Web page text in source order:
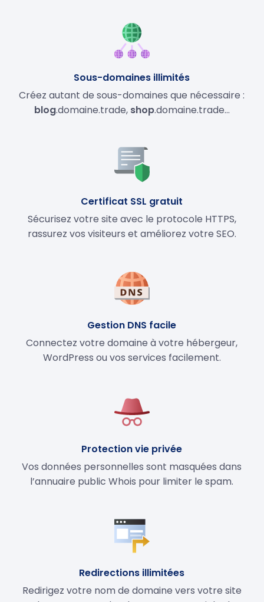
Sous-domaines illimités
Créez autant de sous-domaines que nécessaire :
blog.domaine.trade, shop.domaine.trade…
Certificat SSL gratuit
Sécurisez votre site avec le protocole HTTPS,
rassurez vos visiteurs et améliorez votre SEO.
Gestion DNS facile
Connectez votre domaine à votre hébergeur,
WordPress ou vos services facilement.
Protection vie privée
Vos données personnelles sont masquées dans
l’annuaire public Whois pour limiter le spam.
Redirections illimitées
Redirigez votre nom de domaine vers votre site